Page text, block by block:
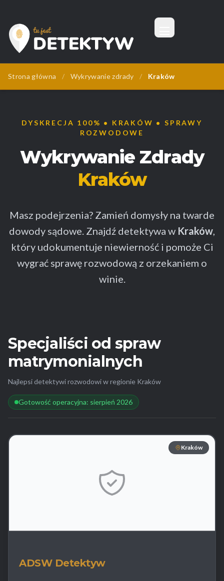
Tu Jest Detektyw
Menu
Strona główna / Wykrywanie zdrady / Kraków
DYSKRECJA 100% • KRAKÓW • SPRAWY
ROZWODOWE
Wykrywanie Zdrady
Kraków
Masz podejrzenia? Zamień domysły na twarde
dowody sądowe. Znajdź detektywa w Kraków,
który udokumentuje niewierność i pomoże Ci
wygrać sprawę rozwodową z orzekaniem o
winie.
Specjaliści od spraw
matrymonialnych
Najlepsi detektywi rozwodowi w regionie Kraków
Gotowość operacyjna: sierpień 2026
Kraków
ADSW Detektyw